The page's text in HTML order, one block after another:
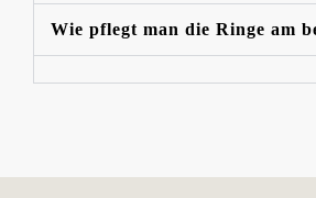
Wie pflegt man die Ringe am